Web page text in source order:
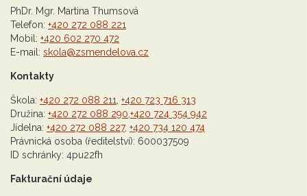
PhDr. Mgr. Martina Thumsová
Telefon: +420 272 088 221
Mobil: +420 602 270 472
E-mail: skola@zsmendelova.cz
Kontakty
Škola: +420 272 088 211 +420 723 716 313
Družina: +420 272 088 290 +420 724 354 942
Jídelna: +420 272 088 227, +420 734 120 474
Právnická osoba (ředitelství): 600037509
ID schránky: 4pu22fh
Fakturační údaje